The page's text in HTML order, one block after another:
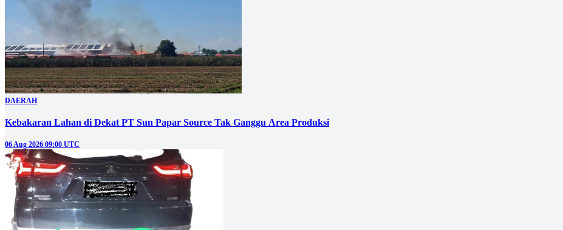
DAERAH
Kebakaran Lahan di Dekat PT Sun Papar Source Tak Ganggu Area Produksi
06 Aug 2026 09:00 UTC